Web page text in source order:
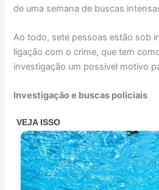
de uma semana de buscas
Ao todo, sete pessoas estão sob
ligação com o crime, que tem
investigação um possível motivo
Investigação e buscas policiais